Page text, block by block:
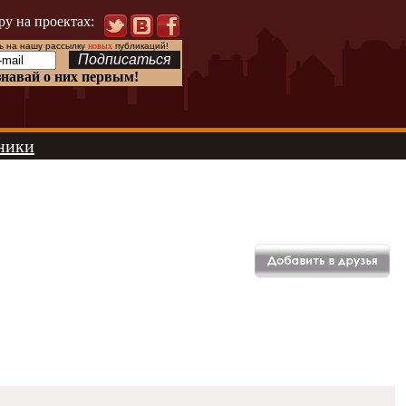
на проектах:
на нашу рассылку новыхпубликаций!
о них первым!